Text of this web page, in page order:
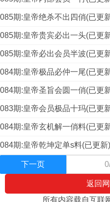
085期:皇帝绝杀不出四俏(已更
085期:皇帝贵宾必出一头(已更
085期:皇帝必出会员半波(已更
084期:皇帝极品必仲一尾(已更
084期:皇帝圣旨会圆一俏(已更
083期:皇帝会员极品十玛(已更
084期:皇帝玄机解一俏料(已更
084期:皇帝乾坤定单s料(已更新)
下一页
返回
所有内容载自互联